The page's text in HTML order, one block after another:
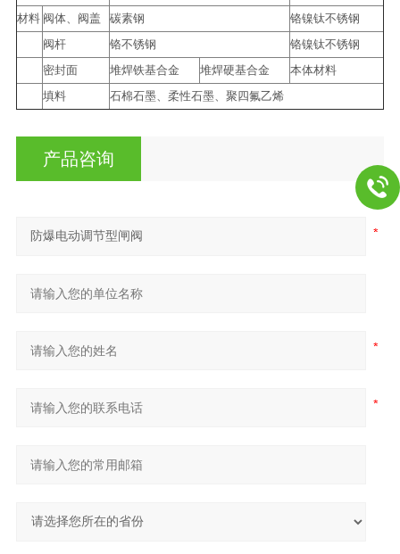
材料 阀体、阀盖 碳素钢
铬镍钛不锈钢
阀杆
铬不锈钢
铬镍钛不锈钢
密封面
堆焊铁基合金 堆焊硬基合金
本体材料
填料
石棉石墨、柔性石墨、聚四氟乙烯
产品咨询